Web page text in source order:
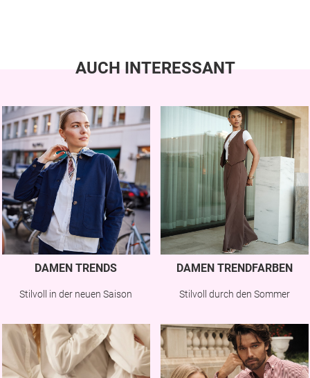
AUCH INTERESSANT
DAMEN TRENDS
Stilvoll in der neuen Saison
DAMEN TRENDFARBEN
Stilvoll durch den Sommer